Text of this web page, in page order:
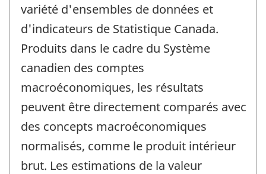
variété d'ensembles de données et
d'indicateurs de Statistique Canada.
Produits dans le cadre du Système
canadien des comptes
macroéconomiques, les résultats
peuvent être directement comparés avec
des concepts macroéconomiques
normalisés, comme le produit intérieur
brut. Les estimations de la valeur